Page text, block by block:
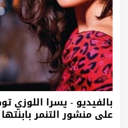
بالفيديو - يسرا اللوزي
على منشور التنمر بابنتها